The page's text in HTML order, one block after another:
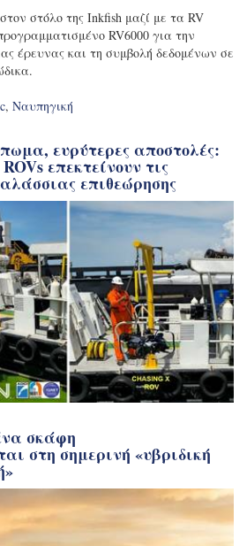
στόλο της Inkfish μαζί με τα RV
RV6000 για την
έρευνας και τη συμβολή δεδομένων σε
, Ναυπηγική
ευρύτερες αποστολές:
επεκτείνουν τις
επιθεώρησης
σκάφη
στη σημερινή «υβριδική